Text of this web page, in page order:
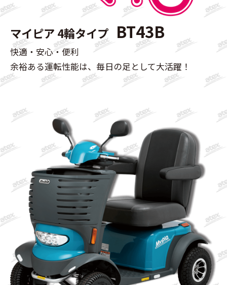
マイピア 4輪タイプ BT43B
快適・安心・便利
余裕ある運転性能は、毎日の足として大活躍！